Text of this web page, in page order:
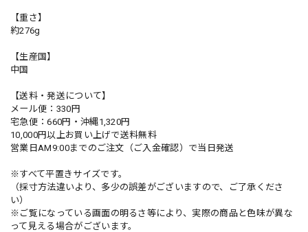
【重さ】
約276g
【生産国】
中国
【送料・発送について】
メール便：330円
宅急便：660円・沖縄1,320円
10,000円以上お買い上げで送料無料
営業日AM9:00までのご注文（ご入金確認）で当日発送
※すべて平置きサイズです。
（採寸方法違いより、多少の誤差がございますので、ご了承くださ
い）
※ご覧になっている画面の明るさ等により、実際の商品と色味が異な
って見える場合がございます。